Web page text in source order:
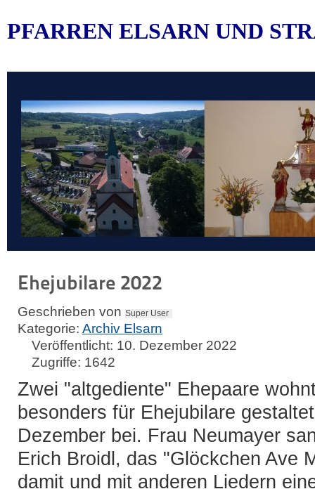
PFARREN ELSARN UND
Ehejubilare 2022
Geschrieben von Super User
Kategorie: Archiv Elsarn
Veröffentlicht: 10. Dezember 2022
Zugriffe: 1642
Zwei "altgediente" Ehepaare
besonders für Ehejubilare
Dezember bei. Frau Neumayer
Erich Broidl, das "Glöckchen Ave
damit und mit anderen Liedern